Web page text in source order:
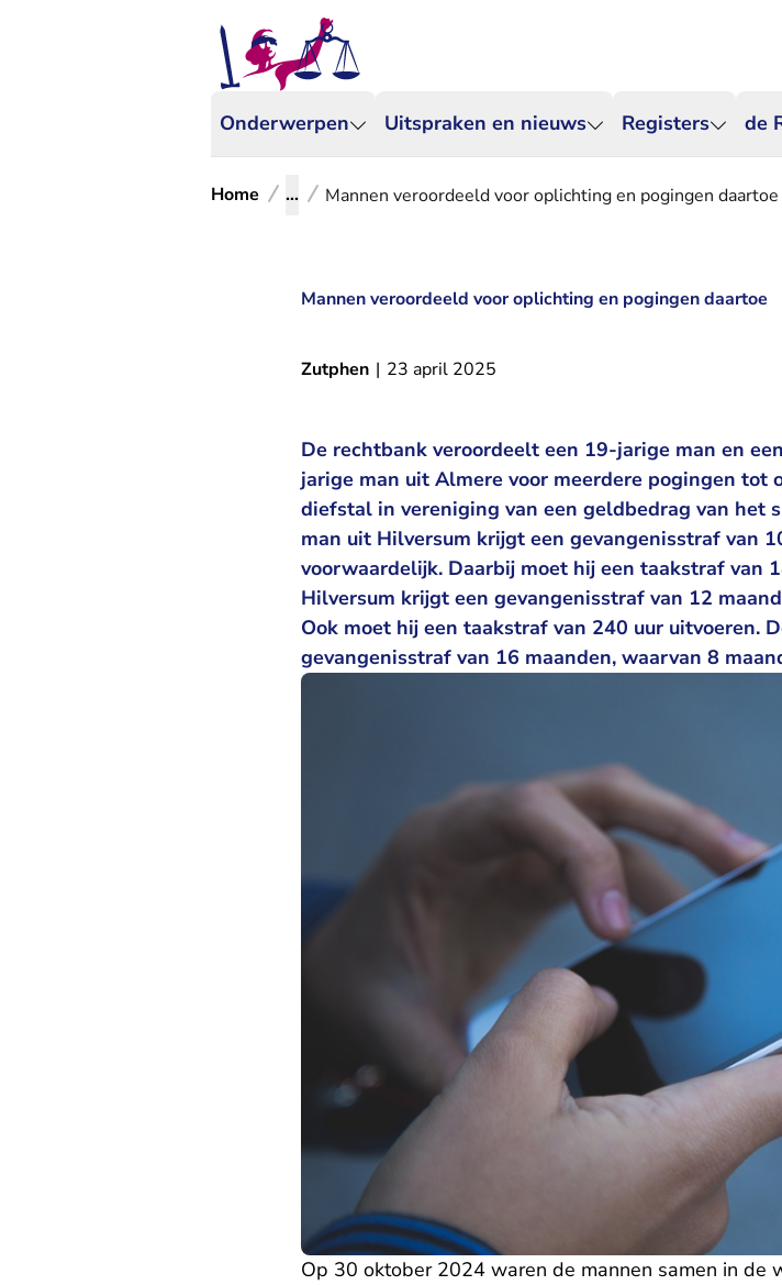
Onderwerpen Uitspraken en nieuws Registers de
Home ... Mannen veroordeeld voor oplichting en pogingen daartoe
Mannen veroordeeld voor oplichting en pogingen daartoe
Zutphen | 23 april 2025
De rechtbank veroordeelt een 19-jarige man en
jarige man uit Almere voor meerdere pogingen
diefstal in vereniging van een geldbedrag van het
man uit Hilversum krijgt een gevangenisstraf van
voorwaardelijk. Daarbij moet hij een taakstraf van
Hilversum krijgt een gevangenisstraf van 12
Ook moet hij een taakstraf van 240 uur uitvoeren.
gevangenisstraf van 16 maanden, waarvan 8
Op 30 oktober 2024 waren de mannen samen in de